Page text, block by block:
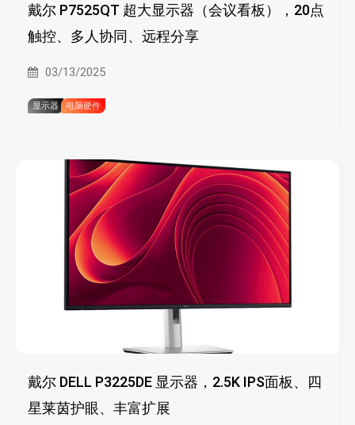
戴尔 P7525QT 超大显示器（会议看板），20点
触控、多人协同、远程分享
03/13/2025
显示器 电脑硬件
戴尔 DELL P3225DE 显示器，2.5K IPS面板、四
星莱茵护眼、丰富扩展